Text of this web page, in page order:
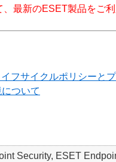
最新のESET製品をご利
フサイクルポリシーと
ついて
Security, ESET